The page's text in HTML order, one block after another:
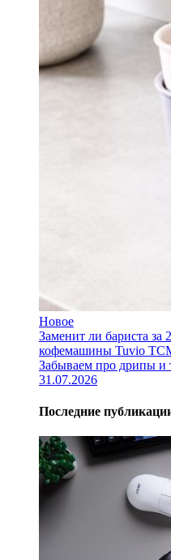
Новое
Заменит ли бариста за
кофемашины Tuvio
Забываем про дрипы и
31.07.2026
Последние